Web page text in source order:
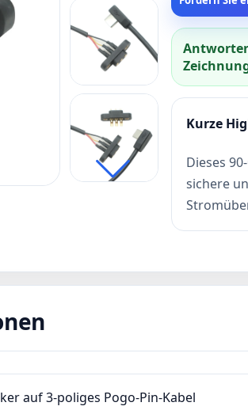
Kurze
Dieses
sichere
auf 3-poliges Pogo-Pin-Kabel